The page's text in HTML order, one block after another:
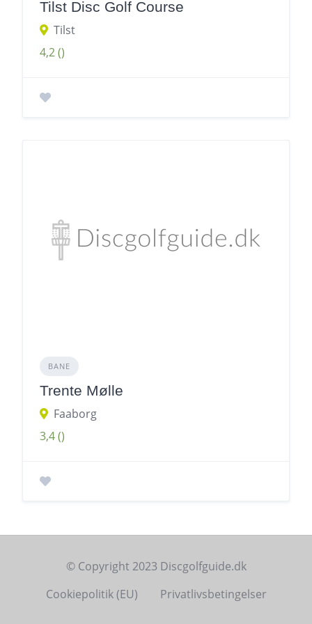
Tilst Disc Golf Course
Tilst
4,2()
BANE
Trente Mølle
Faaborg
3,4()
© Copyright 2023 Discgolfguide.dk
Cookiepolitik (EU)
Privatlivsbetingelser